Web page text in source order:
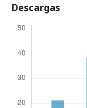
Descargas